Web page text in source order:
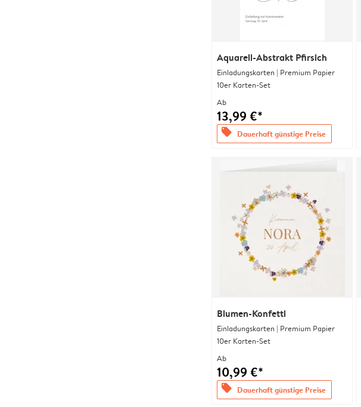
Aquarell-Abstrakt Pfirsich
Einladungskarten | Premium Papier
10er Karten-Set
Ab
13,99 €*
offers Dauerhaft günstige Preise
Blumen-Konfetti
Einladungskarten | Premium Papier
10er Karten-Set
Ab
10,99 €*
offers Dauerhaft günstige Preise